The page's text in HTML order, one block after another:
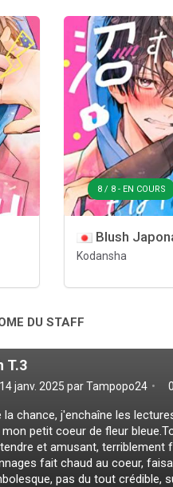
8 / 8 - EN COURS
Blush
Kodansha
DU STAFF
T.3
janv. 2025 parTampopo24
la chance, j'enchaîne les
petit coeur de fleur
et amusant, terriblement
fait chaud au coeur,
pas du tout crédible,